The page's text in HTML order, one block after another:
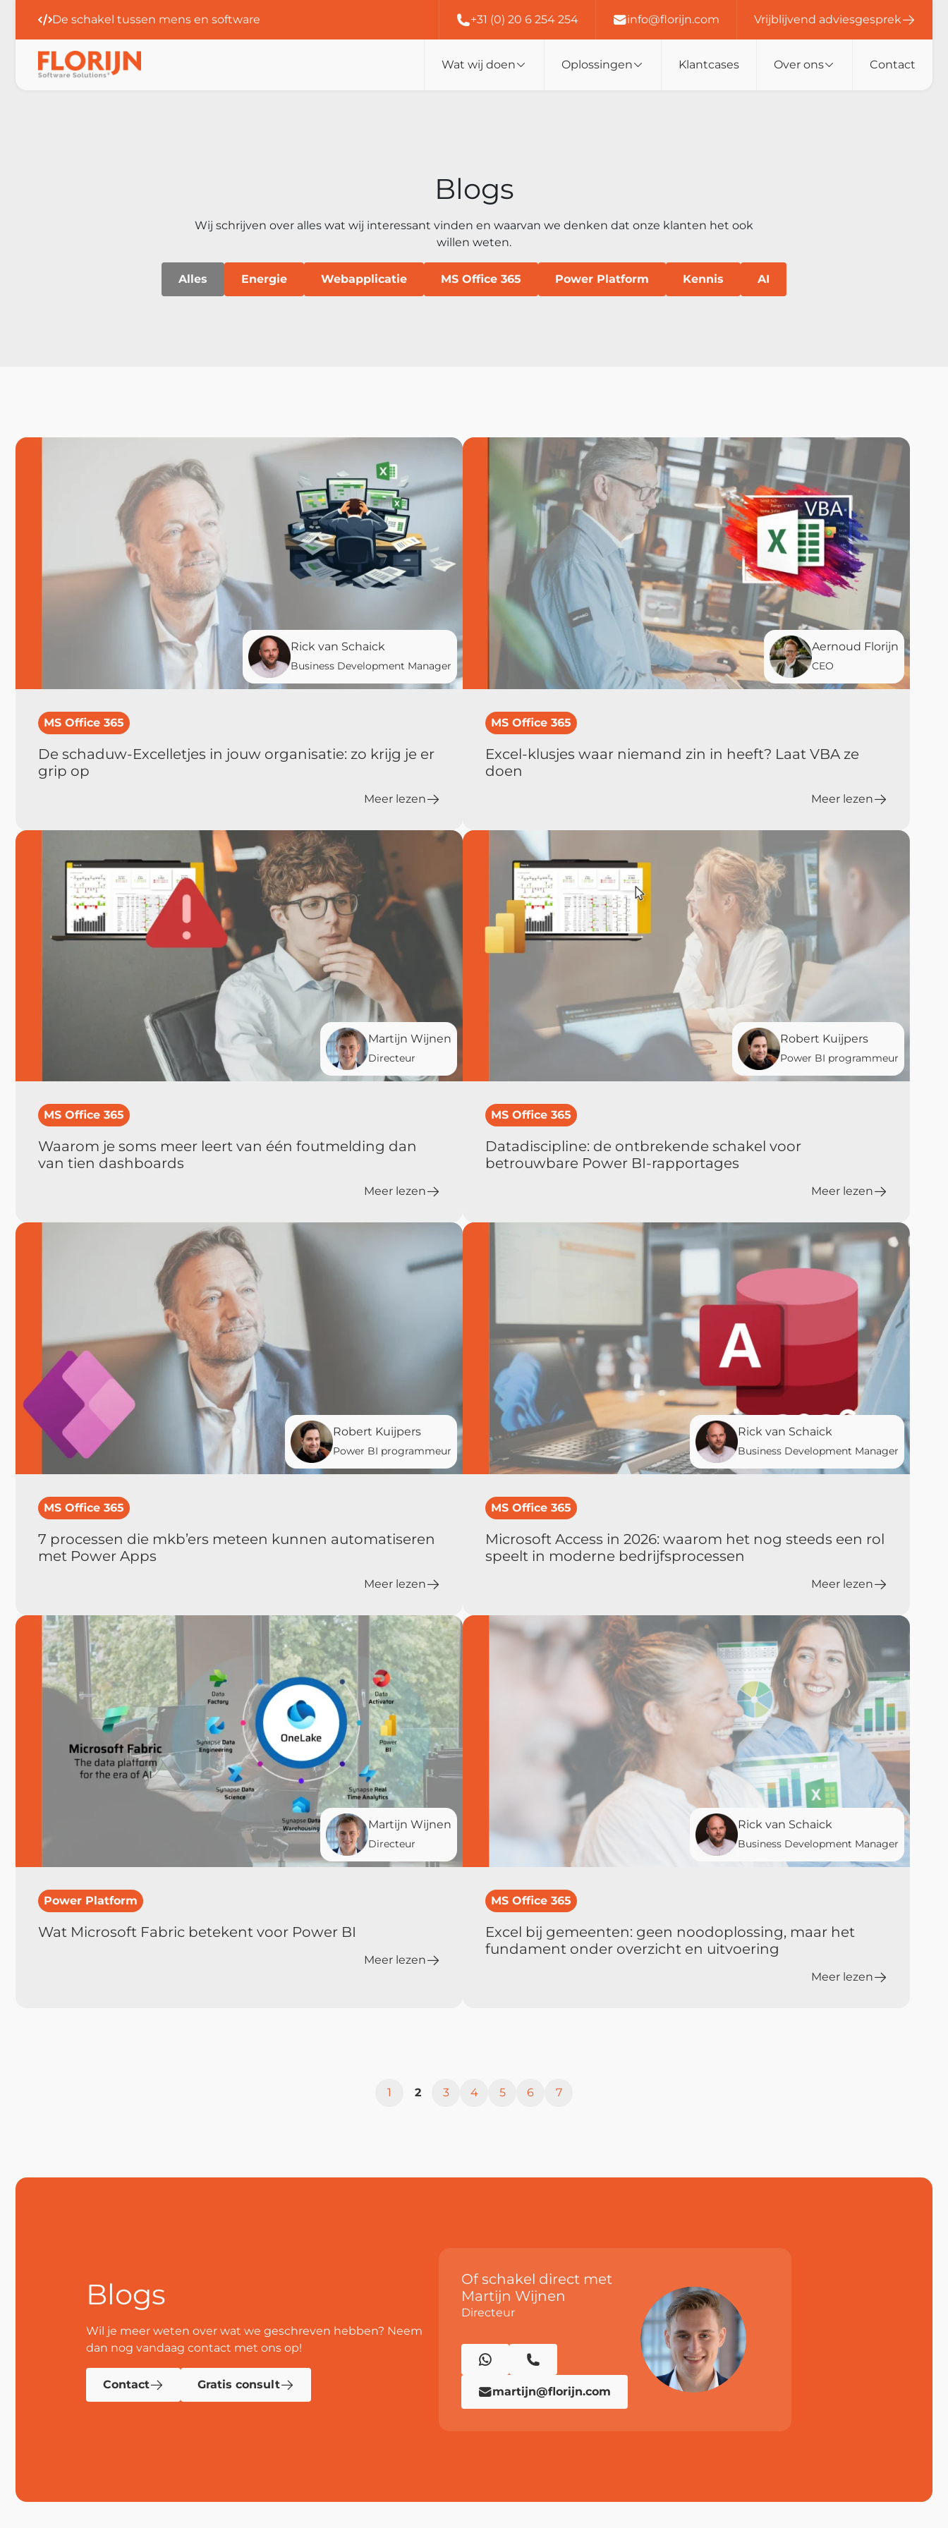
Al 25 jaar
Allround club van experts
+31 (0) 20 6 254 254 info@florijn.com Vrijblijvend adviesgesprek
Wat wij doen Oplossingen Klantcases Over ons Contact
Blogs
Wij schrijven over alles wat wij interessant vinden en waarvan we denken dat onze klanten het ook
willen weten.
Alles Energie Webapplicatie MS Office 365 Power Platform Kennis AI
Rick van Schaick
Business Development Manager
MS Office 365
De schaduw-Excelletjes in jouw organisatie: zo krijg je er
grip op
Meer lezen
Aernoud Florijn
CEO
MS Office 365
Excel-klusjes waar niemand zin in heeft? Laat VBA ze
doen
Meer lezen
Martijn Wijnen
Directeur
MS Office 365
Waarom je soms meer leert van één foutmelding dan
van tien dashboards
Meer lezen
Robert Kuijpers
Power BI programmeur
MS Office 365
Datadiscipline: de ontbrekende schakel voor
betrouwbare Power BI‑rapportages
Meer lezen
Robert Kuijpers
Power BI programmeur
MS Office 365
7 processen die mkb’ers meteen kunnen automatiseren
met Power Apps
Meer lezen
Rick van Schaick
Business Development Manager
MS Office 365
Microsoft Access in 2026: waarom het nog steeds een rol
speelt in moderne bedrijfsprocessen
Meer lezen
Martijn Wijnen
Directeur
Power Platform
Wat Microsoft Fabric betekent voor Power BI
Meer lezen
Rick van Schaick
Business Development Manager
MS Office 365
Excel bij gemeenten: geen noodoplossing, maar het
fundament onder overzicht en uitvoering
Meer lezen
1 2 3 4 5 6 7
Blogs
Wil je meer weten over wat we geschreven hebben? Neem
dan nog vandaag contact met ons op!
Contact Gratis consult
Of schakel direct met
Martijn Wijnen
Directeur
martijn@florijn.com